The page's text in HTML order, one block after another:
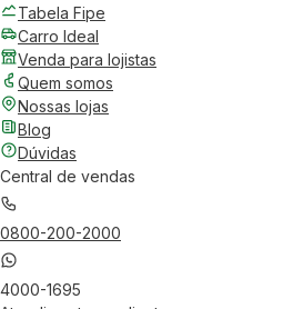
Tabela Fipe
Carro Ideal
Venda para lojistas
Quem somos
Nossas lojas
Blog
Dúvidas
Central de vendas
0800-200-2000
4000-1695